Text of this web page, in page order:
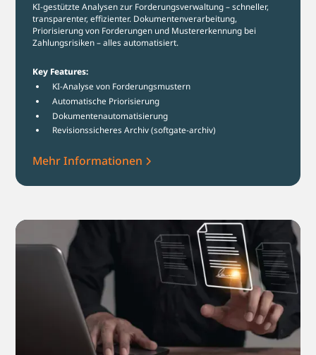
KI-gestützte Analysen zur Forderungsverwaltung – schneller,
transparenter, effizienter. Dokumentenverarbeitung,
Priorisierung von Forderungen und Mustererkennung bei
Zahlungsrisiken – alles automatisiert.
Key Features:
KI-Analyse von Forderungsmustern
Automatische Priorisierung
Dokumentenautomatisierung
Revisionssicheres Archiv (softgate-archiv)
Mehr Informationen